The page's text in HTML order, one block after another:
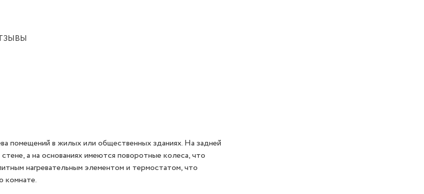
помещений в жилых или общественных зданиях. На задней
а на основаниях имеются поворотные колеса, что
нагревательным элементом и термостатом, что
комнате.